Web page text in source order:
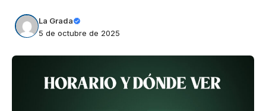
La Grada
5 de octubre de 2025